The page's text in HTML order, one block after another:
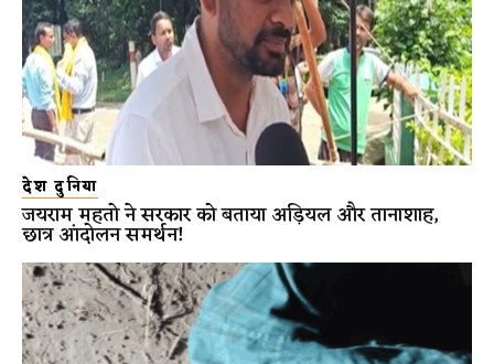
देश दुनिया
जयराम महतो ने सरकार को बताया अड़ियल और तानाशाह,
छात्र आंदोलन समर्थन!